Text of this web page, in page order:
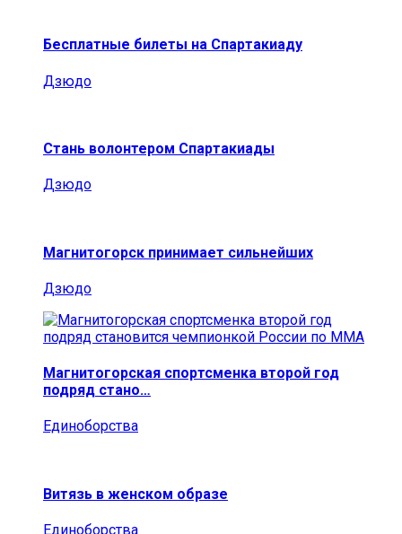
Бесплатные билеты на Спартакиаду
Дзюдо
Стань волонтером Спартакиады
Дзюдо
Магнитогорск принимает сильнейших
Дзюдо
Магнитогорская спортсменка второй год
подряд стано…
Единоборства
Витязь в женском образе
Единоборства